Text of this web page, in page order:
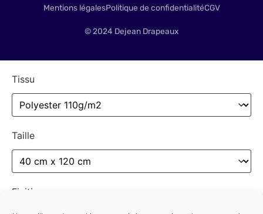
Mentions légalesPolitique de confidentialitéCGV
© 2024 Dejean Drapeaux
Tissu
Taille
Finitions